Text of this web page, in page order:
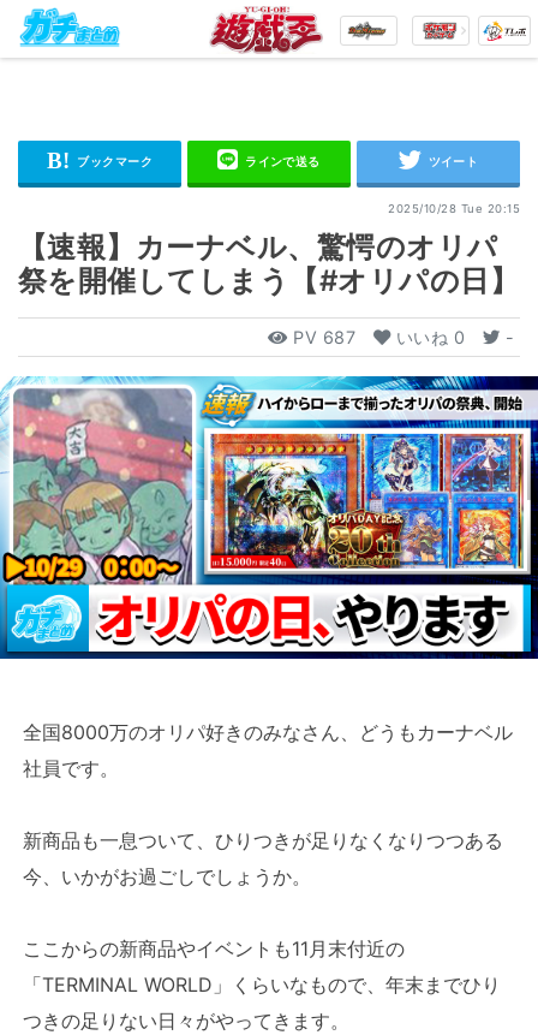
2025/10/28 Tue 20:15
【速報】カーナベル、驚愕のオリパ
祭を開催してしまう【#オリパの日】
PV 687 いいね 0 -
全国8000万のオリパ好きのみなさん、どうもカーナベル
社員です。
新商品も一息ついて、ひりつきが足りなくなりつつある
今、いかがお過ごしでしょうか。
ここからの新商品やイベントも11月末付近の
「TERMINAL WORLD」くらいなもので、年末までひり
つきの足りない日々がやってきます。